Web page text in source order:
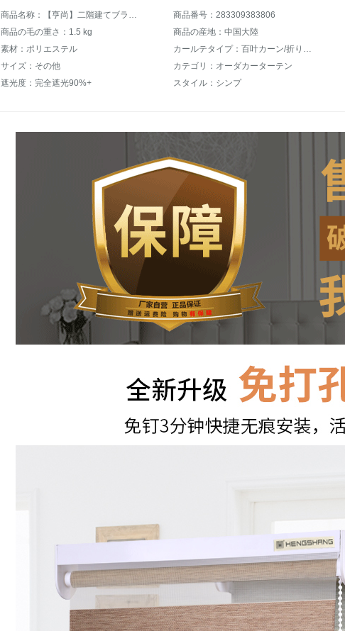
商品名称：【亨尚】二階建てブラインドパン不要のレイン式のレイン完全遮光サントリレ寝室オーフーカーンの断熱カーン完全遮光仿麻J-1003リネン 商品番号：283309383806
商品の毛の重さ：1.5 kg
商品の産地：中国大陸
素材：ポリエステル
カールテタイプ：百叶カーン/折りカーラーテン/垂直カーン
サイズ：その他
カテゴリ：オーダカーターテン
遮光度：完全遮光90%+
スタイル：シンプ